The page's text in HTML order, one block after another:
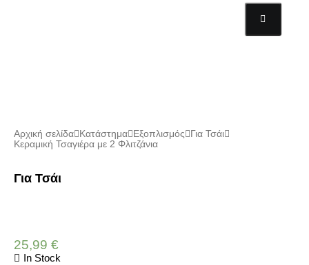
Αρχική σελίδα Κατάστημα Εξοπλισμός
Για Τσάι
Κεραμική Τσαγιέρα με 2 Φλιτζάνια
Για Τσάι
25,99 €
In Stock